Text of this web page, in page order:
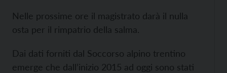
Nelle prossime ore il magistrato darà il nulla
osta per il rimpatrio della salma.
Dai dati forniti dal Soccorso alpino trentino
emerge che dall’inizio 2015 ad oggi sono stati